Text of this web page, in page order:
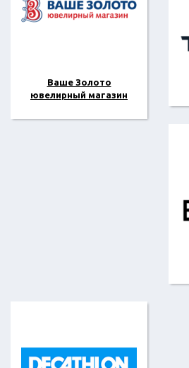
Ваше Золото
ювелирный магазин